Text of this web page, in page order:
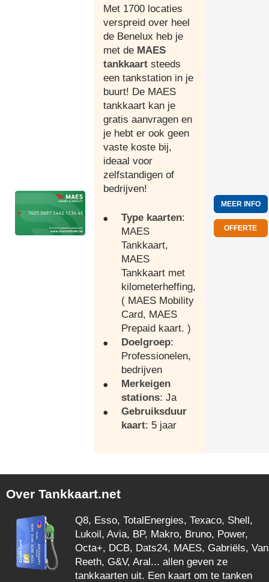
Met 1700 locaties
verspreid over heel
de Benelux heb je
met de MAES
tankkaart steeds
een tankstation in je
buurt! De MAES
tankkaart kan je
gratis aanvragen en
je hebt er ook geen
vaste koste bij,
ideaal voor
zelfstandigen of
bedrijven!
Type kaarten:
MAES
Tankkaart,
MAES
Tankkaart met
kilometerheffing,
( MAES Mobility
Card, MAES
Prepaid kaart. )
Doelgroep:
Professionelen,
bedrijven
Merkeigen
stations: Ja
Gebruiksduur
kaart: 5 jaar
MEER INFO
OFFERTE
Over Tankkaart.net
Q8, Esso, TotalEnergies, Texaco, Shell,
Lukoil, Avia, BP, Makro, Bruno, Power,
Octa+, DCB, Dats24, MAES, Gabriëls, Van
Reeth, G&V, Aral... allen geven ze
tankkaarten uit. Een kaart om te tanken